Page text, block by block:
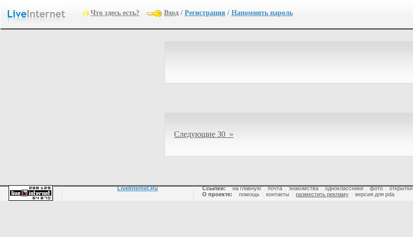
Что здесь есть? Вход / Регистрация / Напомнить пароль
Следующие 30 »
LiveInternet.Ru Ссылки: на главную | почта | знакомства | одноклассники | фото | открытки
О проекте:
помощь контакты разместить рекламу версия для pda